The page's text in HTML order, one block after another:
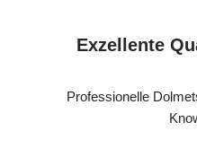
Exzellente
Professionelle